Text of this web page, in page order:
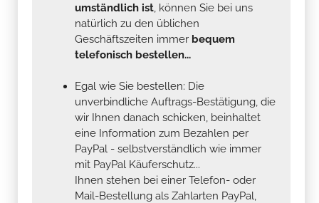
umständlich ist, können Sie bei uns
natürlich zu den üblichen
Geschäftszeiten immer bequem
telefonisch bestellen...
Egal wie Sie bestellen: Die
unverbindliche Auftrags-Bestätigung, die
wir Ihnen danach schicken, beinhaltet
eine Information zum Bezahlen per
PayPal - selbstverständlich wie immer
mit PayPal Käuferschutz...
Ihnen stehen bei einer Telefon- oder
Mail-Bestellung als Zahlarten PayPal,